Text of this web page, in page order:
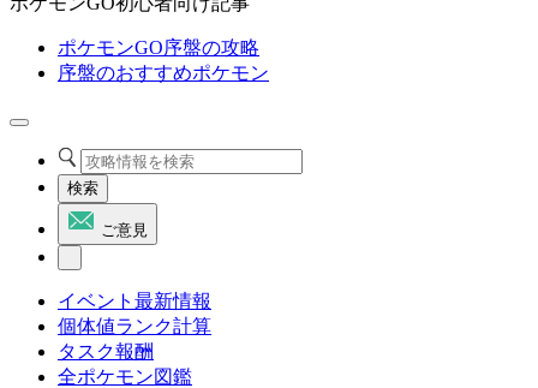
ポケモンGO序盤の攻略
序盤のおすすめポケモン
検索
ご意見
イベント最新情報
個体値ランク計算
タスク報酬
全ポケモン図鑑